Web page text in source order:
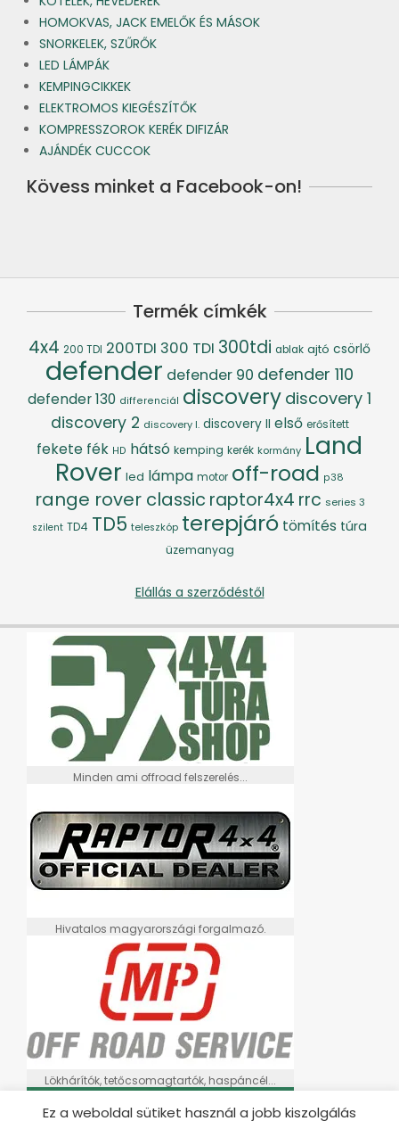
HOMOKVAS, JACK EMELŐK ÉS MÁSOK
SNORKELEK, SZŰRŐK
LED LÁMPÁK
KEMPINGCIKKEK
ELEKTROMOS KIEGÉSZÍTŐK
KOMPRESSZOROK KERÉK DIFIZÁR
AJÁNDÉK CUCCOK
Kövess minket a Facebook-on!
Termék címkék
4x4 200 TDI 200TDI 300 TDI 300tdi ablak ajtó csörlő
defender defender 90 defender 110
defender 130 differenciál discovery discovery 1
discovery 2 discovery I. discovery II első erősített
fekete fék HD hátsó kemping kerék kormány Land
Rover led lámpa motor off-road p38
range rover classic raptor4x4 rrc series 3
szilent TD4 TD5 teleszkóp terepjáró tömítés túra
üzemanyag
Elállás a szerződéstől
Minden ami offroad felszerelés...
Hivatalos magyarországi forgalmazó.
Lökhárítók, tetőcsomagtartók, haspáncél...
Ez a weboldal sütiket használ a jobb kiszolgálás